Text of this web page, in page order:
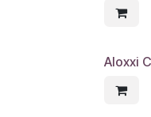
Aloxxi